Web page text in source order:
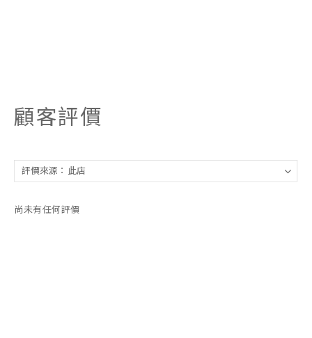
顧客評價
尚未有任何評價